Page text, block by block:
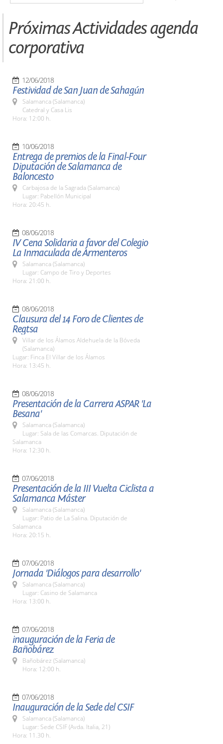
Próximas Actividades agenda
corporativa
12/06/2018
Festividad de San Juan de Sahagún
Salamanca (Salamanca)
Catedral y Casa Lis
Hora: 12:00 h.
10/06/2018
Entrega de premios de la Final-Four
Diputación de Salamanca de
Baloncesto
Carbajosa de la Sagrada (Salamanca)
Lugar: Pabellón Municipal
Hora: 20:45 h.
08/06/2018
IV Cena Solidaria a favor del Colegio
La Inmaculada de Armenteros
Salamanca (Salamanca)
Lugar: Campo de Tiro y Deportes
Hora: 21:00 h.
08/06/2018
Clausura del 14 Foro de Clientes de
Regtsa
Villar de los Álamos Aldehuela de la Bóveda
(Salamanca)
Lugar: Finca El Villar de los Álamos
Hora: 13:45 h.
08/06/2018
Presentación de la Carrera ASPAR 'La
Besana'
Salamanca (Salamanca)
Lugar: Sala de las Comarcas. Diputación de
Salamanca
Hora: 12:30 h.
07/06/2018
Presentación de la III Vuelta Ciclista a
Salamanca Máster
Salamanca (Salamanca)
Lugar: Patio de La Salina. Diputación de
Salamanca
Hora: 20:15 h.
07/06/2018
Jornada 'Diálogos para desarrollo'
Salamanca (Salamanca)
Lugar: Casino de Salamanca
Hora: 13:00 h.
07/06/2018
inauguración de la Feria de
Bañobárez
Bañobárez (Salamanca)
Hora: 12:00 h.
07/06/2018
Inauguración de la Sede del CSIF
Salamanca (Salamanca)
Lugar: Sede CSIF (Avda. Italia, 21)
Hora: 11.30 h.